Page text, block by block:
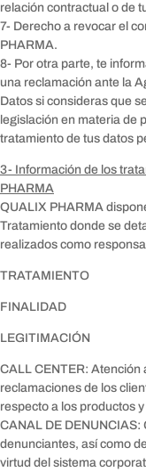
relación contractual o de
7- Derecho a revocar el
PHARMA.
8- Por otra parte, te
una reclamación ante la
Datos si consideras que
legislación en materia de
tratamiento de tus datos
3- Información de los
PHARMA
QUALIX PHARMA
Tratamiento donde se
realizados como
TRATAMIENTO
FINALIDAD
LEGITIMACIÓN
CALL CENTER: Atención
reclamaciones de los
respecto a los productos
CANAL DE DENUNCIAS:
denunciantes, así como
virtud del sistema